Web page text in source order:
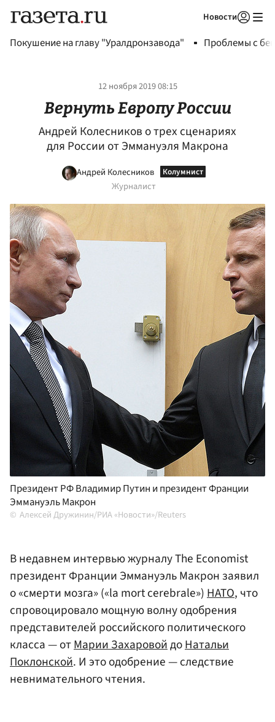
Новости
Покушение на главу "Уралдронзавода" Проблемы с
12 ноября 2019 08:15
Вернуть Европу России
Андрей Колесников о трех сценариях
для России от Эммануэля Макрона
Андрей Колесников
Журналист
Президент РФ Владимир Путин и президент Франции
Эммануэль Макрон
Алексей Дружинин/РИА «Новости»/Reuters
В недавнем интервью журналу The Economist
президент Франции Эммануэль Макрон заявил
о «смерти мозга» («la mort cerebrale»)НАТО, что
спровоцировало мощную волну одобрения
представителей российского политического
класса — отМарии ЗахаровойдоНатальи
Поклонской. И это одобрение — следствие
невнимательного чтения.